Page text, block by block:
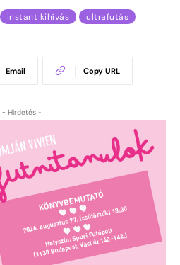
instant kihívás ultrafutás
Email Copy URL
- Hirdetés -